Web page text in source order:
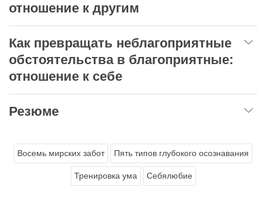
отношение к другим
Как превращать неблагоприятные
обстоятельства в благоприятные:
отношение к себе
Резюме
Восемь мирских забот Пять типов глубокого осознавания
Тренировка ума Себялюбие